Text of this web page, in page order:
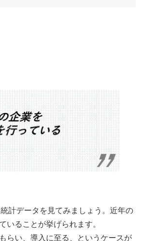
計データを見てみましょう。近年の
いることが挙げられます。
らい、導入に至る、というケースが